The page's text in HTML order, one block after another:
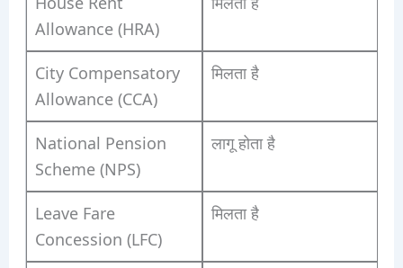
Allowance (HRA)
City Compensatory
Allowance (CCA)
मिलता है
National Pension
Scheme (NPS)
लागू होता है
Leave Fare
Concession (LFC)
मिलता है